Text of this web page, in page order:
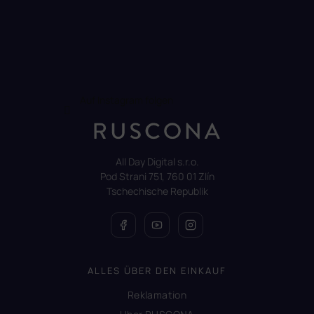
All Day Digital s.r.o.
Pod Strani 751, 760 01 Zlín
Tschechische Republik
ALLES ÜBER DEN EINKAUF
Reklamation